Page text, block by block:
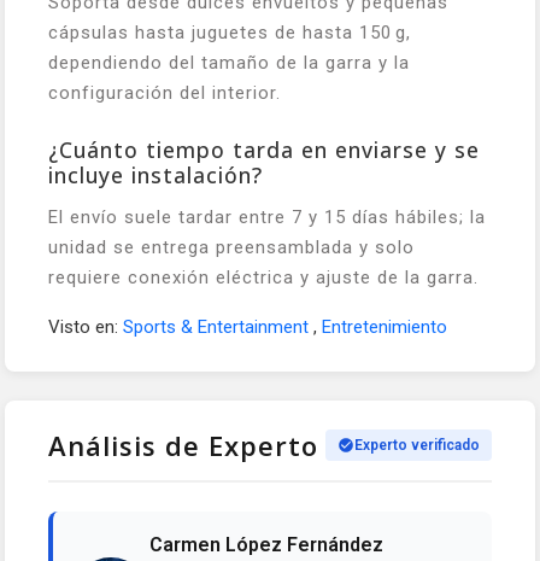
cápsulas hasta juguetes de hasta 150 g,
dependiendo del tamaño de la garra y la
configuración del interior.
¿Cuánto tiempo tarda en enviarse y se
incluye instalación?
El envío suele tardar entre 7 y 15 días hábiles; la
unidad se entrega preensamblada y solo
requiere conexión eléctrica y ajuste de la garra.
Visto en: Sports & Entertainment , Entretenimiento
Análisis de Experto Experto verificado
Carmen López Fernández